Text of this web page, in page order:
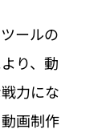
ールの
り、動
力にな
画制作